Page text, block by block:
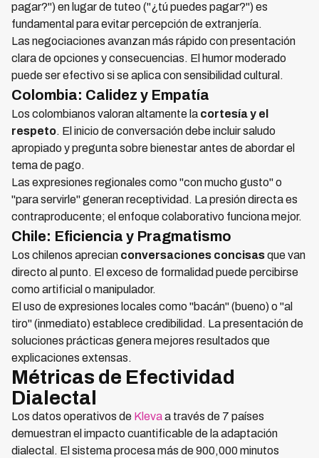
pagar?") en lugar de tuteo ("¿tú puedes pagar?") es
fundamental para evitar percepción de extranjería.
Las negociaciones avanzan más rápido con presentación
clara de opciones y consecuencias. El humor moderado
puede ser efectivo si se aplica con sensibilidad cultural.
Colombia: Calidez y Empatía
Los colombianos valoran altamente la cortesía y el
respeto. El inicio de conversación debe incluir saludo
apropiado y pregunta sobre bienestar antes de abordar el
tema de pago.
Las expresiones regionales como "con mucho gusto" o
"para servirle" generan receptividad. La presión directa es
contraproducente; el enfoque colaborativo funciona mejor.
Chile: Eficiencia y Pragmatismo
Los chilenos aprecian conversaciones concisasque van
directo al punto. El exceso de formalidad puede percibirse
como artificial o manipulador.
El uso de expresiones locales como "bacán" (bueno) o "al
tiro" (inmediato) establece credibilidad. La presentación de
soluciones prácticas genera mejores resultados que
explicaciones extensas.
Métricas de Efectividad
Dialectal
Los datos operativos de Klevaa través de 7 países
demuestran el impacto cuantificable de la adaptación
dialectal. El sistema procesa más de 900,000 minutos